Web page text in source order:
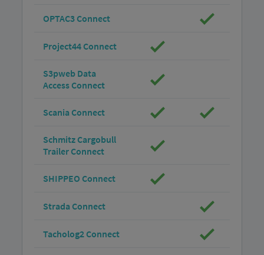
OPTAC3 Connect
Project44 Connect
S3pweb Data
Access Connect
Scania Connect
Schmitz Cargobull
Trailer Connect
SHIPPEO Connect
Strada Connect
Tacholog2 Connect